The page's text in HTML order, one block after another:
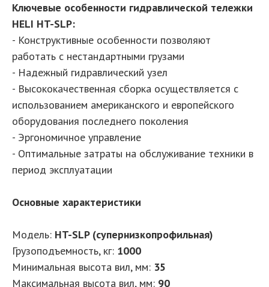
Ключевые особенности гидравлической тележки
HELI HT-SLP:
- Конструктивные особенности позволяют
работать с нестандартными грузами
- Надежный гидравлический узел
- Высококачественная сборка осуществляется с
использованием американского и европейского
оборудования последнего поколения
- Эргономичное управление
- Оптимальные затраты на обслуживание техники в
период эксплуатации
Основные характеристики
Модель: HT-SLP (супернизкопрофильная)
Грузоподъемность, кг: 1000
Минимальная высота вил, мм: 35
Максимальная высота вил, мм: 90